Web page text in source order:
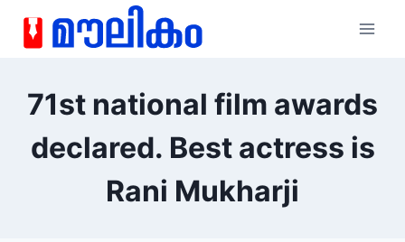
71st national film awards
declared. Best actress is
Rani Mukharji